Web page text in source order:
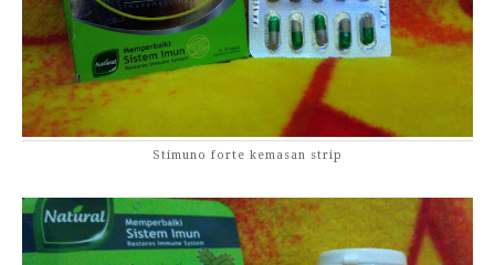
Stimuno forte kemasan strip